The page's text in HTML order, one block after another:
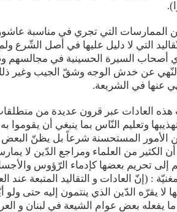
الممارسات التي تجري في مناسبة
التي لا دليل عليها في أصل الشّرع
أصحاب السيرة الحسينية في مجالسهم
النّهي عن خدش الوجه وشقّ الجيب وغير
عنها في الشريعة.
العادات عبر قرون عديدة من
وتعليم النّاس بما ينبغي أن
من الأمور المستحسنة شرعاً بل يظنّ
الكثير من العلماء ومراجع الدّين لا
تحريم بعضها كإدماء الرّؤوس
: (إنّ العادات و التقاليد المتبعة عند
لا يقرّه الدّين الذي ينتمون إليه حتى
ما يفعله بعض عوام الشيعة في لبنان و